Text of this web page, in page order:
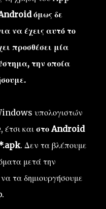
όμως δε
να έχεις αυτό το
προσθέσει μία
την οποία
υπολογιστών
έτσι και στο Android
. Δεν τα βλέπουμε
μετά την
τα δημιουργήσουμε